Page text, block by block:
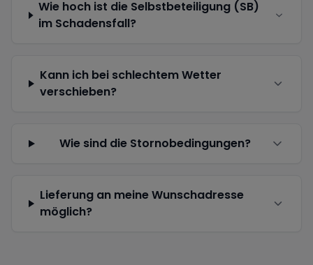
Wie hoch ist die Selbstbeteiligung (SB)
im Schadensfall?
Kann ich bei schlechtem Wetter
verschieben?
Wie sind die Stornobedingungen?
Lieferung an meine Wunschadresse
möglich?